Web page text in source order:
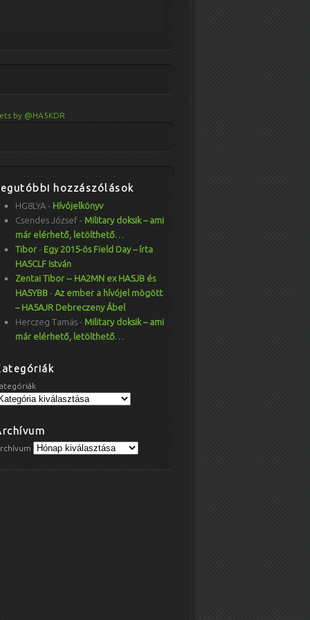
by @HA5KDR
hozzászólások
HG8LYA - Hívójelkönyv
Csendes József - Military doksik – ami
már elérhető, letölthető…
Tibor - Egy 2015-ös Field Day – írta
HA5CLF István
Zentai Tibor -- HA2MN ex HA5JB és
HA5YBB - Az ember a hívójel mögött
– HA5AJR Debreczeny Ábel
Herczeg Tamás - Military doksik – ami
már elérhető, letölthető…